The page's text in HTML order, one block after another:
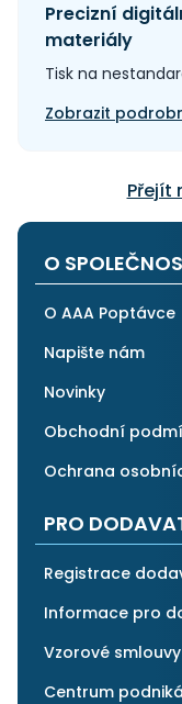
Precizní
materiály
Tisk na
Zobrazit
Přejít
O
O AAA Poptávce
Napište nám
Novinky
Obchodní
Ochrana
PRO
Registrace
Informace pro
Vzorové smlouvy
Centrum